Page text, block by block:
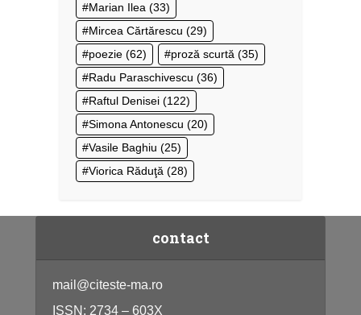
Marian Ilea (33)
Mircea Cărtărescu (29)
poezie (62) proză scurtă (35)
Radu Paraschivescu (36)
Raftul Denisei (122)
Simona Antonescu (20)
Vasile Baghiu (25)
Viorica Răduţă (28)
contact
mail@citeste-ma.ro
ISSN: 2734 – 603X